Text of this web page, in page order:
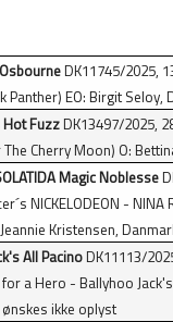
DK11745/2025,
Panther) EO: Birgit Seloy,
Hot FuzzDK13497/2025,
The Cherry Moon) O:
Magic Noblesse
NICKELODEON -
Kristensen,
All PacinoDK11113/
a Hero - Ballyhoo
ikke oplyst